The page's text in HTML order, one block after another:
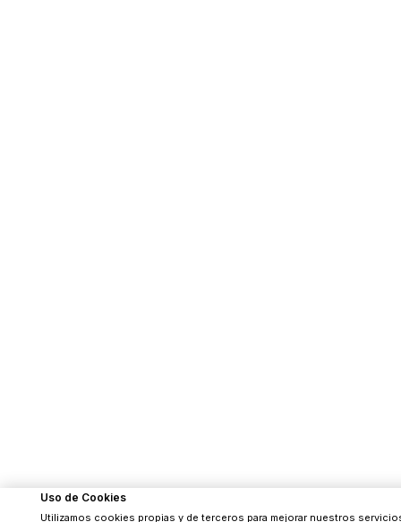
Uso de Cookies
Utilizamos cookies propias y de terceros para mejorar nuestros